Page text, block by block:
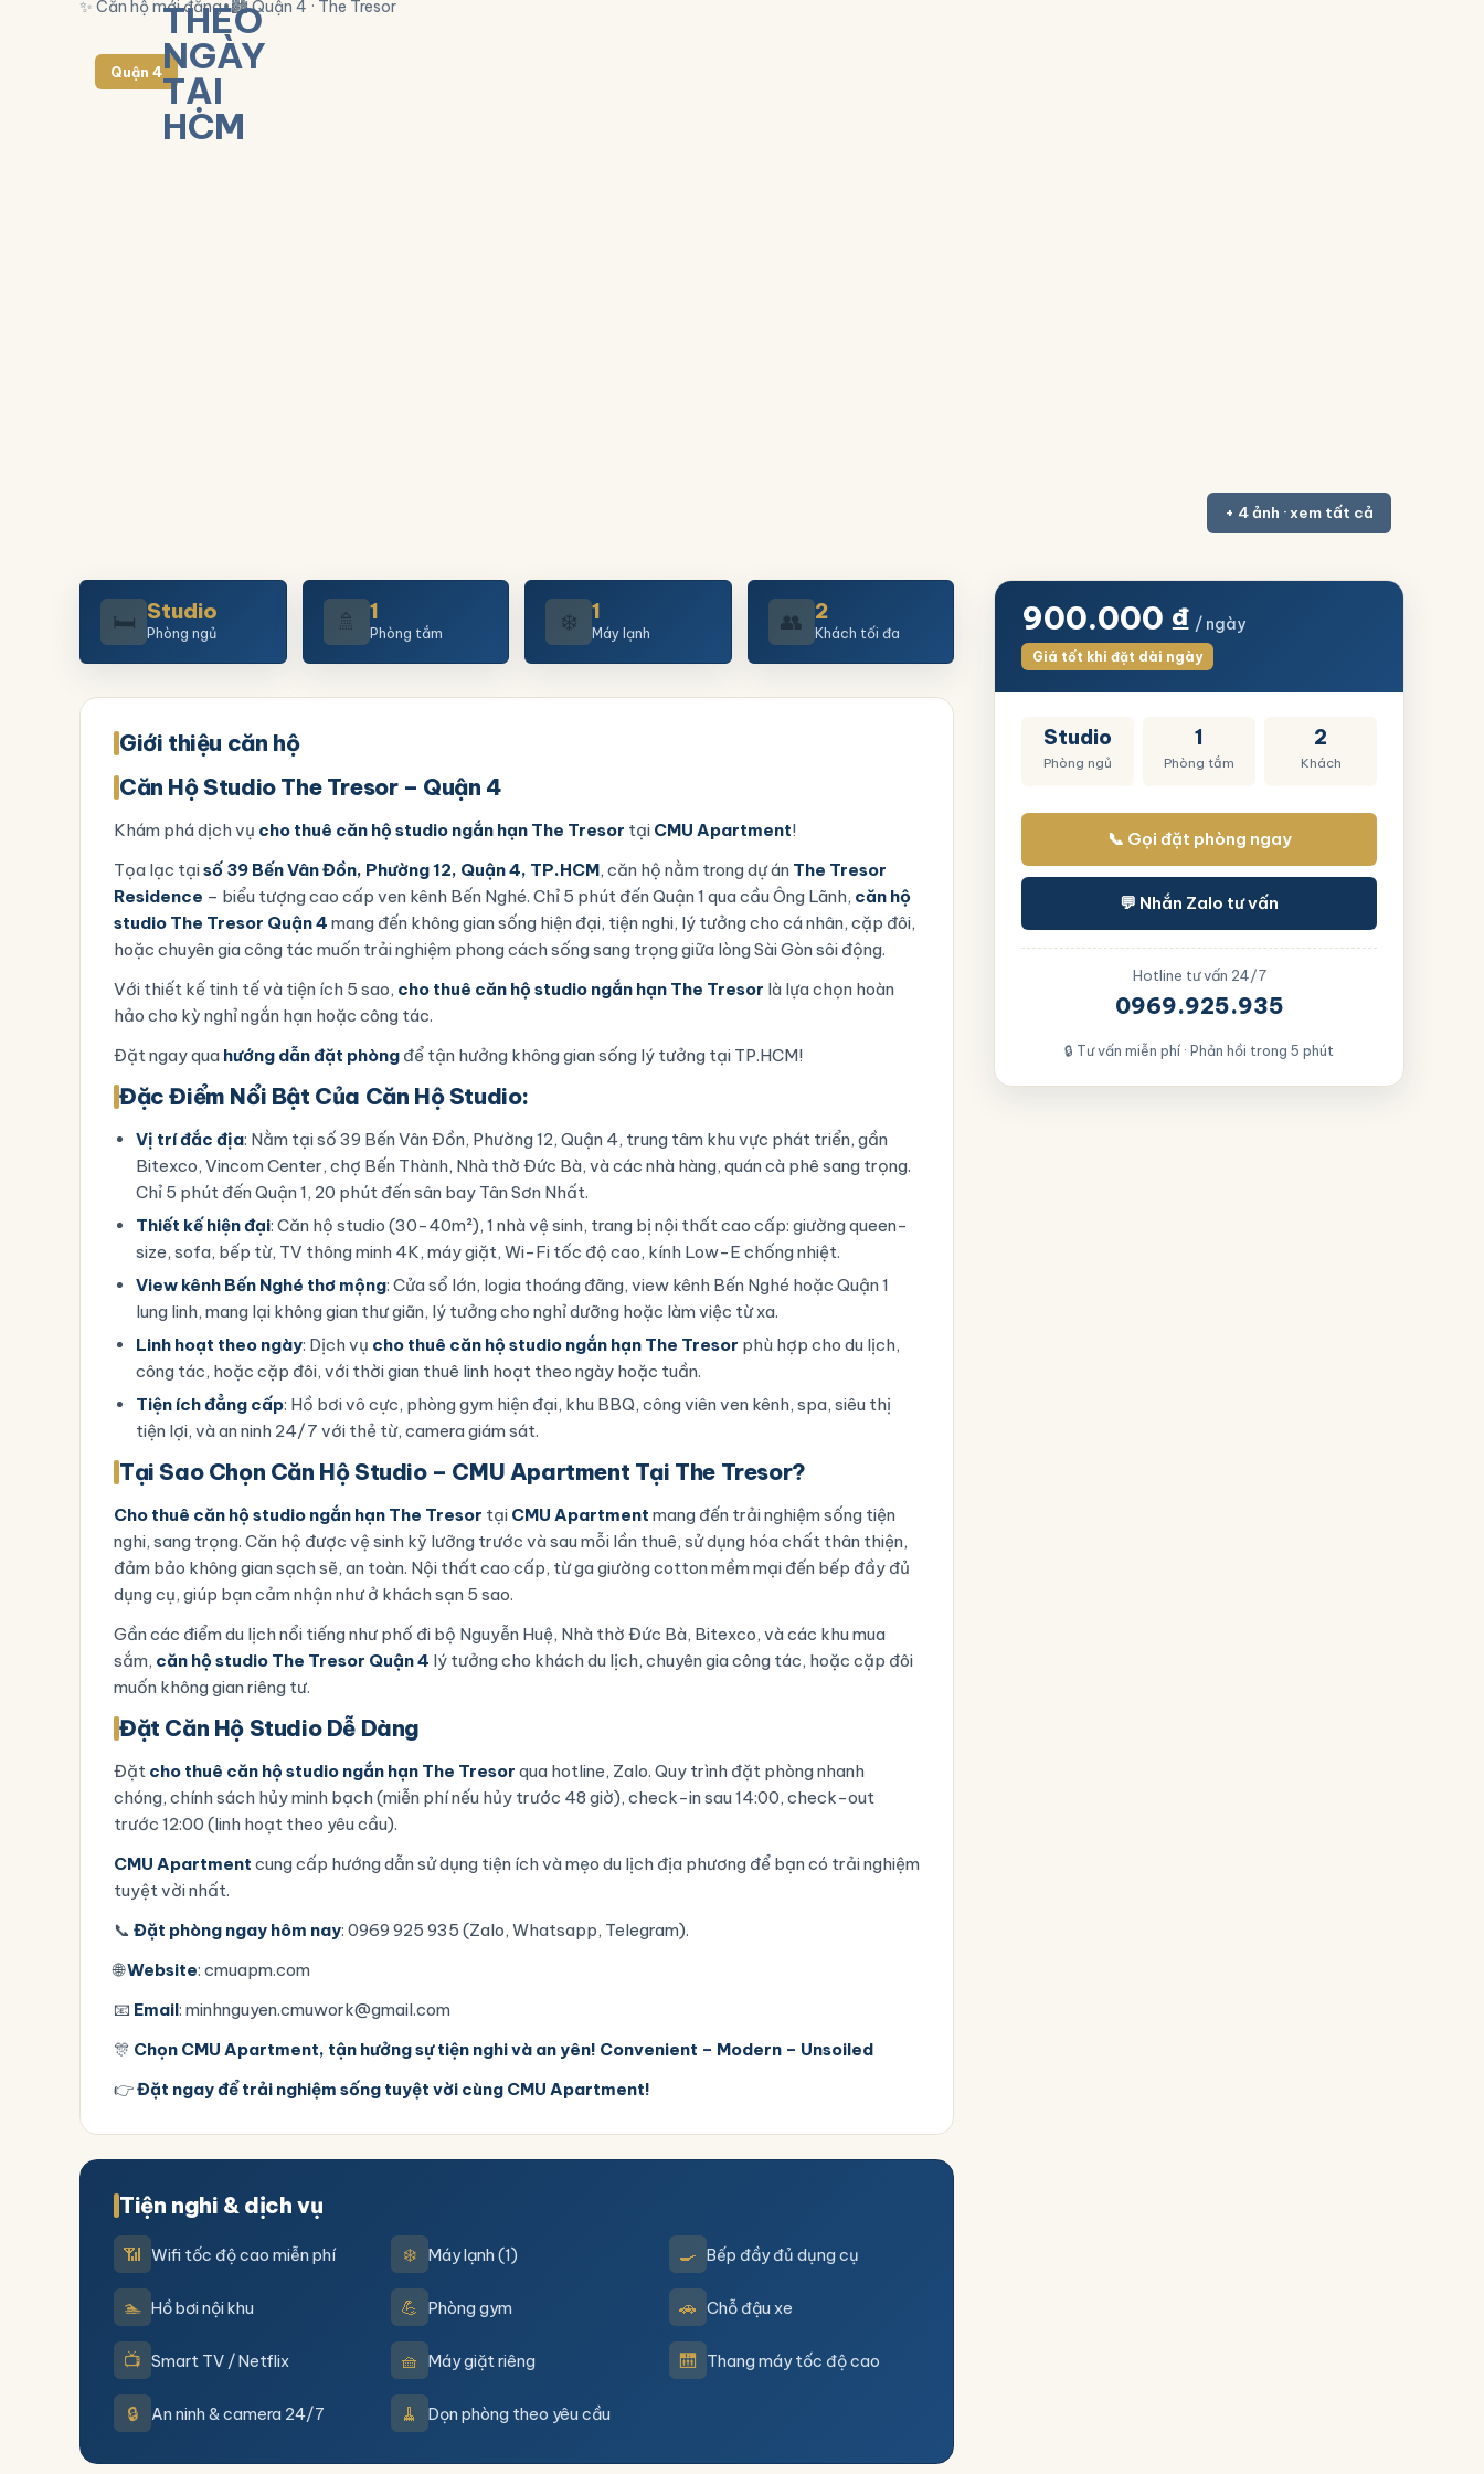
✨ Căn hộ mới đăng•🏙 Quận 4 · The Tresor
Quận 4
+ 4 ảnh · xem tất cả
🛏️ Studio
Phòng ngủ 🚿 1
Phòng tắm ❄️ 1
Máy lạnh 👥 2
Khách tối đa
Giới thiệu căn hộ
Căn Hộ Studio The Tresor – Quận 4
Khám phá dịch vụ cho thuê căn hộ studio ngắn hạn The Tresor tại CMU Apartment!
Tọa lạc tạisố 39 Bến Vân Đồn, Phường 12, Quận 4, TP.HCM, căn hộ nằm trong dự án The Tresor
Residence – biểu tượng cao cấp ven kênh Bến Nghé. Chỉ 5 phút đến Quận 1 qua cầu Ông Lãnh, căn hộ
studio The Tresor Quận 4 mang đến không gian sống hiện đại, tiện nghi, lý tưởng cho cá nhân, cặp đôi,
hoặc chuyên gia công tác muốn trải nghiệm phong cách sống sang trọng giữa lòng Sài Gòn sôi động.
Với thiết kế tinh tế và tiện ích 5 sao, cho thuê căn hộ studio ngắn hạn The Tresor là lựa chọn hoàn
hảo cho kỳ nghỉ ngắn hạn hoặc công tác.
Đặt ngay qua hướng dẫn đặt phòng để tận hưởng không gian sống lý tưởng tại TP.HCM!
Đặc Điểm Nổi Bật Của Căn Hộ Studio:
Vị trí đắc địa: Nằm tại số 39 Bến Vân Đồn, Phường 12, Quận 4, trung tâm khu vực phát triển, gần
Bitexco, Vincom Center, chợ Bến Thành, Nhà thờ Đức Bà, và các nhà hàng, quán cà phê sang trọng.
Chỉ 5 phút đến Quận 1, 20 phút đến sân bay Tân Sơn Nhất.
Thiết kế hiện đại: Căn hộ studio (30-40m²), 1 nhà vệ sinh, trang bị nội thất cao cấp: giường queen-
size, sofa, bếp từ, TV thông minh 4K, máy giặt, Wi-Fi tốc độ cao, kính Low-E chống nhiệt.
View kênh Bến Nghé thơ mộng: Cửa sổ lớn, logia thoáng đãng, view kênh Bến Nghé hoặc Quận 1
lung linh, mang lại không gian thư giãn, lý tưởng cho nghỉ dưỡng hoặc làm việc từ xa.
Linh hoạt theo ngày: Dịch vụ cho thuê căn hộ studio ngắn hạn The Tresor phù hợp cho du lịch,
công tác, hoặc cặp đôi, với thời gian thuê linh hoạt theo ngày hoặc tuần.
Tiện ích đẳng cấp: Hồ bơi vô cực, phòng gym hiện đại, khu BBQ, công viên ven kênh, spa, siêu thị
tiện lợi, và an ninh 24/7 với thẻ từ, camera giám sát.
Tại Sao Chọn Căn Hộ Studio – CMU Apartment Tại The Tresor?
Cho thuê căn hộ studio ngắn hạn The Tresor tại CMU Apartment mang đến trải nghiệm sống tiện
nghi, sang trọng. Căn hộ được vệ sinh kỹ lưỡng trước và sau mỗi lần thuê, sử dụng hóa chất thân thiện,
đảm bảo không gian sạch sẽ, an toàn. Nội thất cao cấp, từ ga giường cotton mềm mại đến bếp đầy đủ
dụng cụ, giúp bạn cảm nhận như ở khách sạn 5 sao.
Gần các điểm du lịch nổi tiếng như phố đi bộ Nguyễn Huệ, Nhà thờ Đức Bà, Bitexco, và các khu mua
sắm, căn hộ studio The Tresor Quận 4 lý tưởng cho khách du lịch, chuyên gia công tác, hoặc cặp đôi
muốn không gian riêng tư.
Đặt Căn Hộ Studio Dễ Dàng
Đặt cho thuê căn hộ studio ngắn hạn The Tresor qua hotline, Zalo. Quy trình đặt phòng nhanh
chóng, chính sách hủy minh bạch (miễn phí nếu hủy trước 48 giờ), check-in sau 14:00, check-out
trước 12:00 (linh hoạt theo yêu cầu).
CMU Apartment cung cấp hướng dẫn sử dụng tiện ích và mẹo du lịch địa phương để bạn có trải nghiệm
tuyệt vời nhất.
📞 Đặt phòng ngay hôm nay: 0969 925 935 (Zalo, Whatsapp, Telegram).
🌐Website: cmuapm.com
📧 Email: minhnguyen.cmuwork@gmail.com
🎊 Chọn CMU Apartment, tận hưởng sự tiện nghi và an yên! Convenient – Modern – Unsoiled
👉Đặt ngay để trải nghiệm sống tuyệt vời cùng CMU Apartment!
Tiện nghi & dịch vụ
📶 Wifi tốc độ cao miễn phí ❄️ Máy lạnh (1) 🍳 Bếp đầy đủ dụng cụ
🏊 Hồ bơi nội khu 💪 Phòng gym 🚗 Chỗ đậu xe
📺 Smart TV / Netflix 🧺 Máy giặt riêng 🛗 Thang máy tốc độ cao
🔒 An ninh & camera 24/7 🧹 Dọn phòng theo yêu cầu
900.000 ₫ / ngày
Giá tốt khi đặt dài ngày
Studio
Phòng ngủ
1
Phòng tắm
2
Khách
📞 Gọi đặt phòng ngay
💬 Nhắn Zalo tư vấn
Hotline tư vấn 24/7
0969.925.935
🔒 Tư vấn miễn phí · Phản hồi trong 5 phút